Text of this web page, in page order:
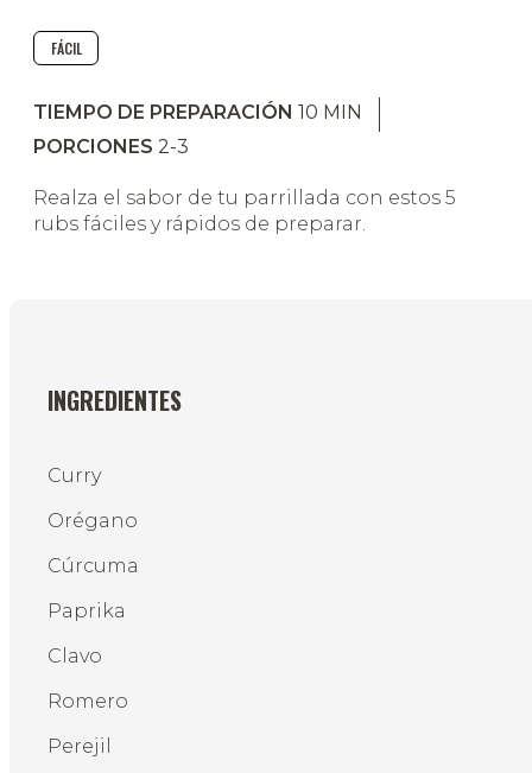
FÁCIL
TIEMPO DE PREPARACIÓN 10 MIN
PORCIONES 2-3
Realza el sabor de tu parrillada con estos 5
rubs fáciles y rápidos de preparar.
INGREDIENTES
Curry
Orégano
Cúrcuma
Paprika
Clavo
Romero
Perejil